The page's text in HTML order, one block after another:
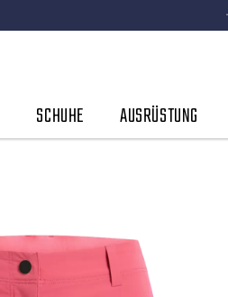
SCHUHE AUSRÜSTUNG